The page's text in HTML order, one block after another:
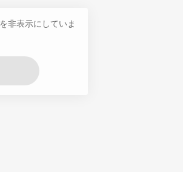
非表示にしていま